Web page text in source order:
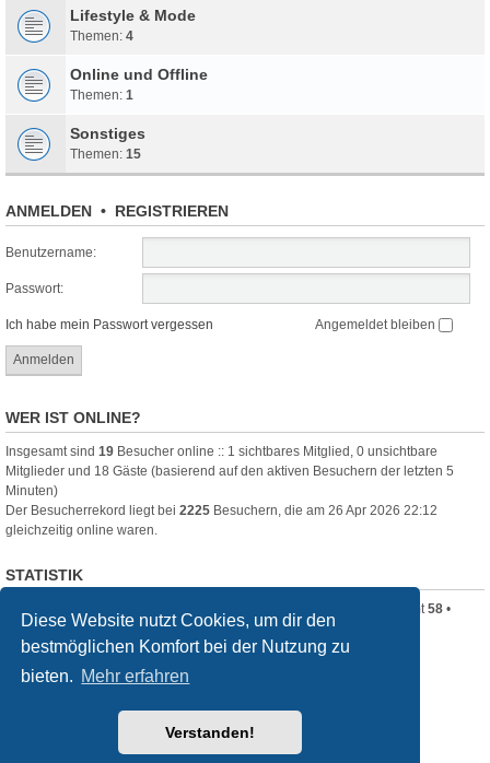
Diese Website nutzt Cookies, um dir den
bestmöglichen Komfort bei der Nutzung zu
bieten. Mehr erfahren
Verstanden!
Lifestyle & Mode
Themen: 4
Online und Offline
Themen: 1
Sonstiges
Themen: 15
ANMELDEN • REGISTRIEREN
Benutzername:
Passwort:
Ich habe mein Passwort vergessen Angemeldet bleiben
WER IST ONLINE?
Insgesamt sind 19 Besucher online :: 1 sichtbares Mitglied, 0 unsichtbare
Mitglieder und 18 Gäste (basierend auf den aktiven Besuchern der letzten 5
Minuten)
Der Besucherrekord liegt bei 2225 Besuchern, die am 26 Apr 2026 22:12
gleichzeitig online waren.
STATISTIK
• Mitglieder insgesamt58 •
Unser neuestes Mitglied:Clara_B
Startseite Foren-Übersicht
® Forum Software © phpBB Limited
phpBB.de
created by INVENTEA & v12mike